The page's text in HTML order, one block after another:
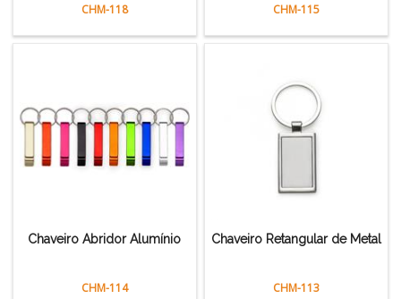
CHM-118 CHM-115
Chaveiro Abridor Alumínio
CHM-114
Chaveiro Retangular de Metal
CHM-113